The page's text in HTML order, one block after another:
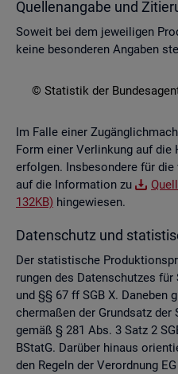
Quel­len­an­ga­be und
So­weit bei dem je­wei­li­gen
keine be­son­de­ren An­ga­ben
© Sta­tis­tik der
Im Falle einer
Form einer Ver­lin­kung auf
er­fol­gen. Ins­be­son­de­re für
auf die In­for­ma­ti­on zu
132KB) hin­ge­wie­sen.
Da­ten­schutz und
Der sta­tis­ti­sche
run­gen des Da­ten­schut­zes
und §§ 67 ff SGB X.
cher­ma­ßen der Grund­satz
gemäß § 281 Abs. 3 Satz 2
BStatG. Dar­über hin­aus
den Re­geln der Ver­ord­nung